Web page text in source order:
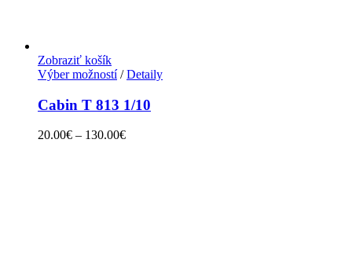
Zobraziť košík
Výber možností/ Detaily
Cabin T 813 1/10
20.00€ – 130.00€